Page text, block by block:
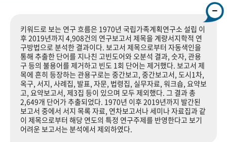
기록물 아카이브
사진 아카이브 문서 기록물 행정박물 영상 기록물
+1주년 기념
성과 50선 숫자로 보는 50년 50+1주년 광장
세계와 함께 한 KIHASA
키워드로 보는 연구 흐름은 1970년 국립가족계획연구소 설립 이
후 2019년까지 4,908건의 연구보고서 제목을 계량서지학적 연
구방법으로 분석한 결과이다. 보고서 제목으로부터 자동색인을
통해 추출한 단어를 지나친 고빈도어와 오분석 결과, 숫자, 관용
구 등의 불용어를 제거하고 빈도 1회 단어는 제거했다. 보고서 제
목에 흔히 등장하는 관용구로는 중간보고, 중간보고서, 도시1차,
옥구, 서지, 사례집, 발표, 자문, 법령집, 실무자료, 워크숍, 요약보
고, 요약보고서, 제3집 등이 있으며 모두 제외했다. 그 결과 총
2,649개 단어가 추출되었다. 1970년 이후 2019년까지 발간된
보고서 중에서 서지 목록 자료, 연차보고서나 세미나 자료집과 같
이 제목으로부터 해당 연도의 특정 연구주제를 반영한다고 보기
어려운 보고서는 분석에서 제외하였다.